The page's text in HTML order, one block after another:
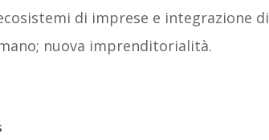
di imprese e integrazione di
nuova imprenditorialità.